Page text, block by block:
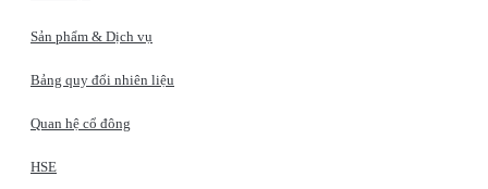
Sản phẩm & Dịch vụ
Bảng quy đổi nhiên liệu
Quan hệ cổ đông
HSE